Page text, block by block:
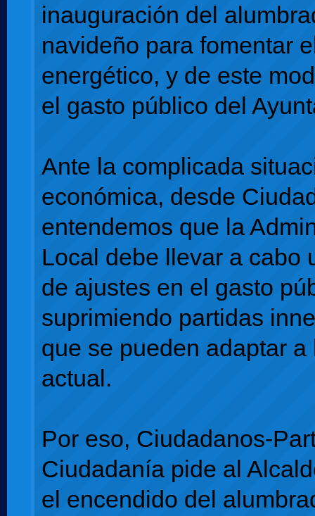
inauguración del
navideño para fomentar
energético, y de este
el gasto público del
Ante la complicada
económica, desde
entendemos que la
Local debe llevar a cabo
de ajustes en el gasto
suprimiendo partidas
que se pueden adaptar a
actual.
Por eso, Ciudadanos-
Ciudadanía pide al
el encendido del